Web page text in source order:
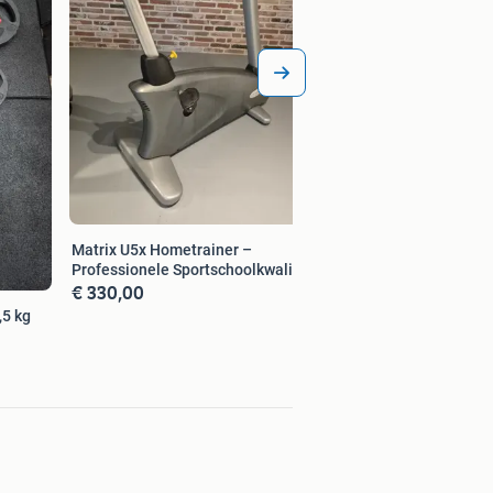
kg
Matrix U5x Hometrainer –
Professionele Sportschoolkwaliteit
€ 330,00